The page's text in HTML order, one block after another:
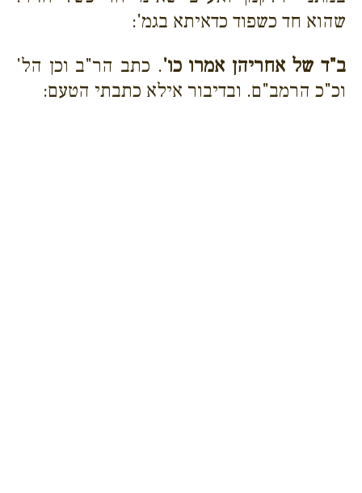
שהוא חד כשפוד כדאיתא בגמ':
ב"ד של אחריהן אמרו כו'. כתב הר"ב וכן הל'
וכ"כ הרמב"ם. ובדיבור אילא כתבתי הטעם: